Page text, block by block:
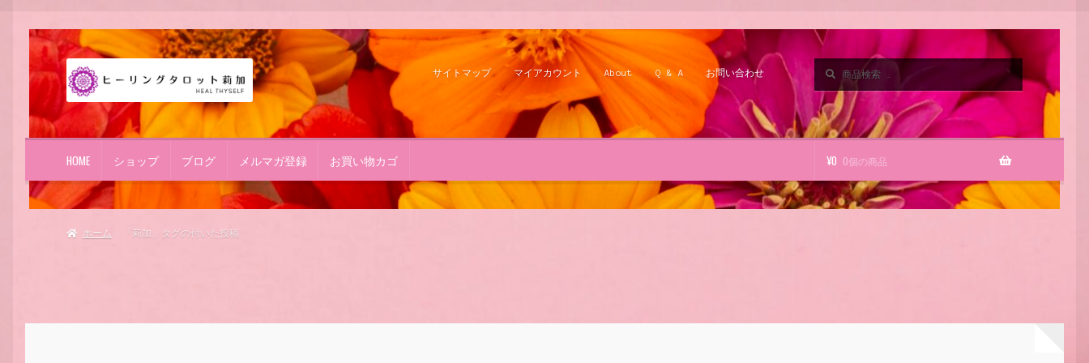
ナ
ビ
ゲ
シ
ョ
ス
キ
コ
ン
テ
ツ
へ
ッ
プ
サイトマップ マイアカウント About Q & A お問い合わせ
対
象:
HOME ショップ ブログ メルマガ登録 お買い物カゴ ¥0 0個の商品
ホーム 「莉加」タグの付いた投稿